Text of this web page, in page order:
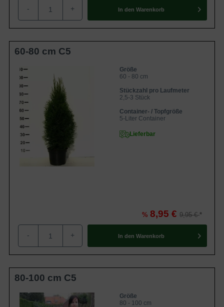
- + In den Warenkorb
60-80 cm C5
Größe
60 - 80 cm
Stückzahl pro Laufmeter
2,5-3 Stück
Container- / Topfgröße
5-Liter Container
Lieferbar
% 8,95 € 9,95 €
- + In den Warenkorb
80-100 cm C5
Größe
80 - 100 cm